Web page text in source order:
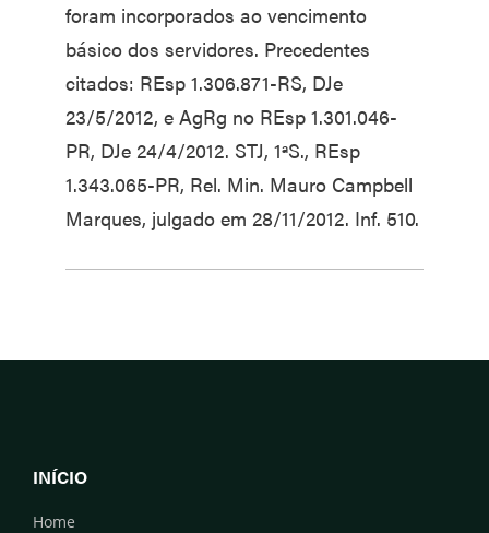
foram incorporados ao vencimento
básico dos servidores. Precedentes
citados: REsp 1.306.871-RS, DJe
23/5/2012, e AgRg no REsp 1.301.046-
PR, DJe 24/4/2012. STJ, 1ªS., REsp
1.343.065-PR, Rel. Min. Mauro Campbell
Marques, julgado em 28/11/2012. Inf. 510.
INÍCIO
Home